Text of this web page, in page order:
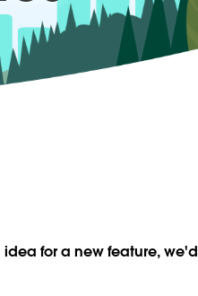
for a new feature, we'd